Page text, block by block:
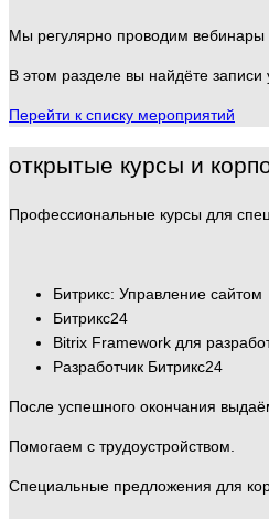
Мы регулярно проводим
В этом разделе вы найдёте
Перейти к списку мероприятий
открытые курсы и
Профессиональные курсы для
Битрикс: Управление сайтом
Битрикс24
Bitrix Framework для
Разработчик Битрикс24
После успешного окончания
Помогаем с трудоустройством.
Специальные предложения для